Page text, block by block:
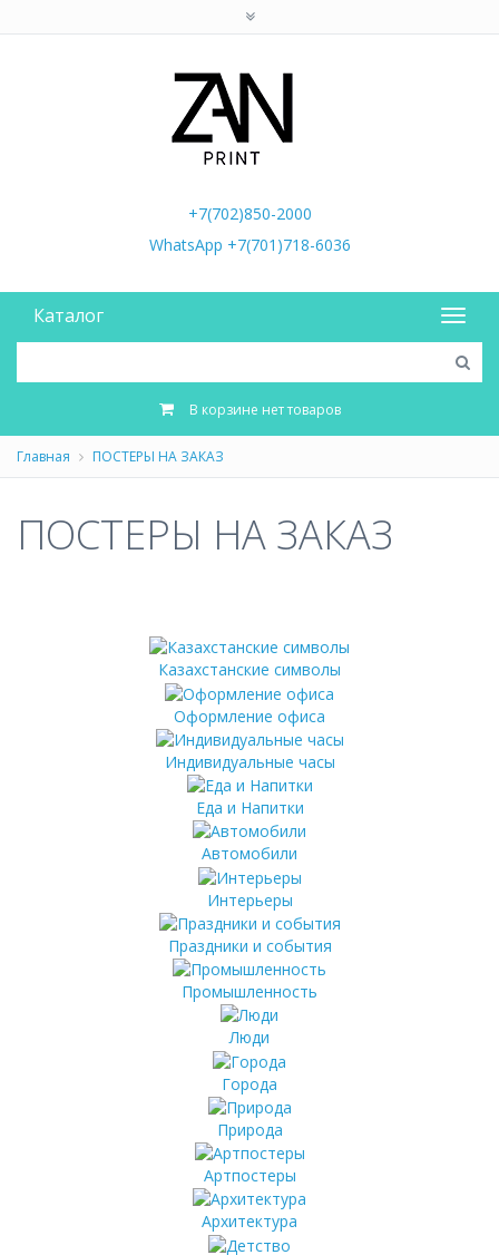
+7(702)850-2000
WhatsApp +7(701)718-6036
Каталог
В корзине нет товаров
Главная ПОСТЕРЫ НА ЗАКАЗ
ПОСТЕРЫ НА ЗАКАЗ
Казахстанские символы
Оформление офиса
Индивидуальные часы
Еда и Напитки
Автомобили
Интерьеры
Праздники и события
Промышленность
Люди
Города
Природа
Артпостеры
Архитектура